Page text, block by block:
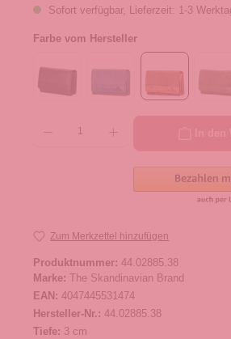
Sofort verfügbar, Lieferzeit: 1-3
Farbe vom Hersteller
Zum Merkzettel hinzufügen
Produktnummer: 44.02885.38
Marke: The Skandinavian Brand
EAN: 4047445531474
Hersteller-Nr.: 44.02885.38
Tiefe: 3 cm